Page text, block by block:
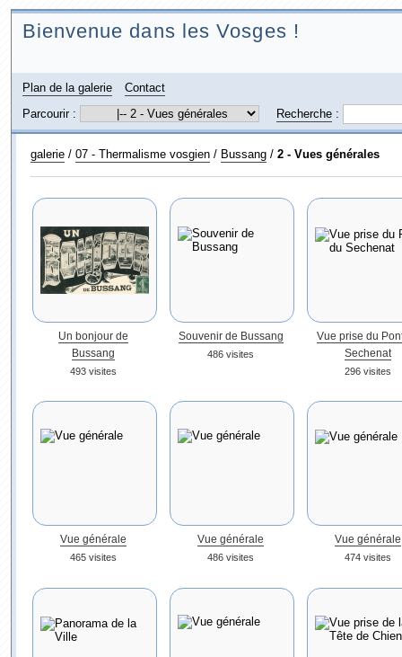
Bienvenue dans les Vosges !
Plan de la galerie
Contact
Parcourir :
Recherche:
galerie/ 07 - Thermalisme vosgien/ Bussang/ 2 - Vues générales
Un bonjour de
Bussang
493 visites
Souvenir de Bussang
486 visites
Vue prise du
Sechenat
296 visites
Vue générale
465 visites
Vue générale
486 visites
Vue générale
474 visites